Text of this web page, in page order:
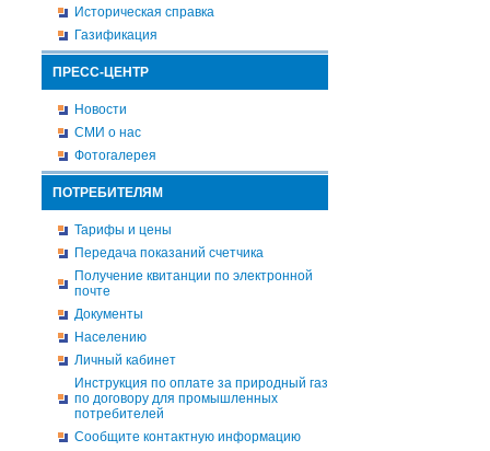
Историческая справка
Газификация
ПРЕСС-ЦЕНТР
Новости
СМИ о нас
Фотогалерея
ПОТРЕБИТЕЛЯМ
Тарифы и цены
Передача показаний счетчика
Получение квитанции по электронной
почте
Документы
Населению
Личный кабинет
Инструкция по оплате за природный газ
по договору для промышленных
потребителей
Сообщите контактную информацию